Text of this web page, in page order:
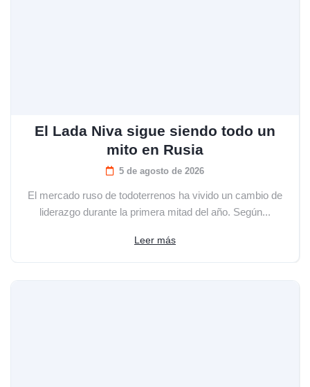
El Lada Niva sigue siendo todo un
mito en Rusia
5 de agosto de 2026
El mercado ruso de todoterrenos ha vivido un cambio de
liderazgo durante la primera mitad del año. Según...
Leer más